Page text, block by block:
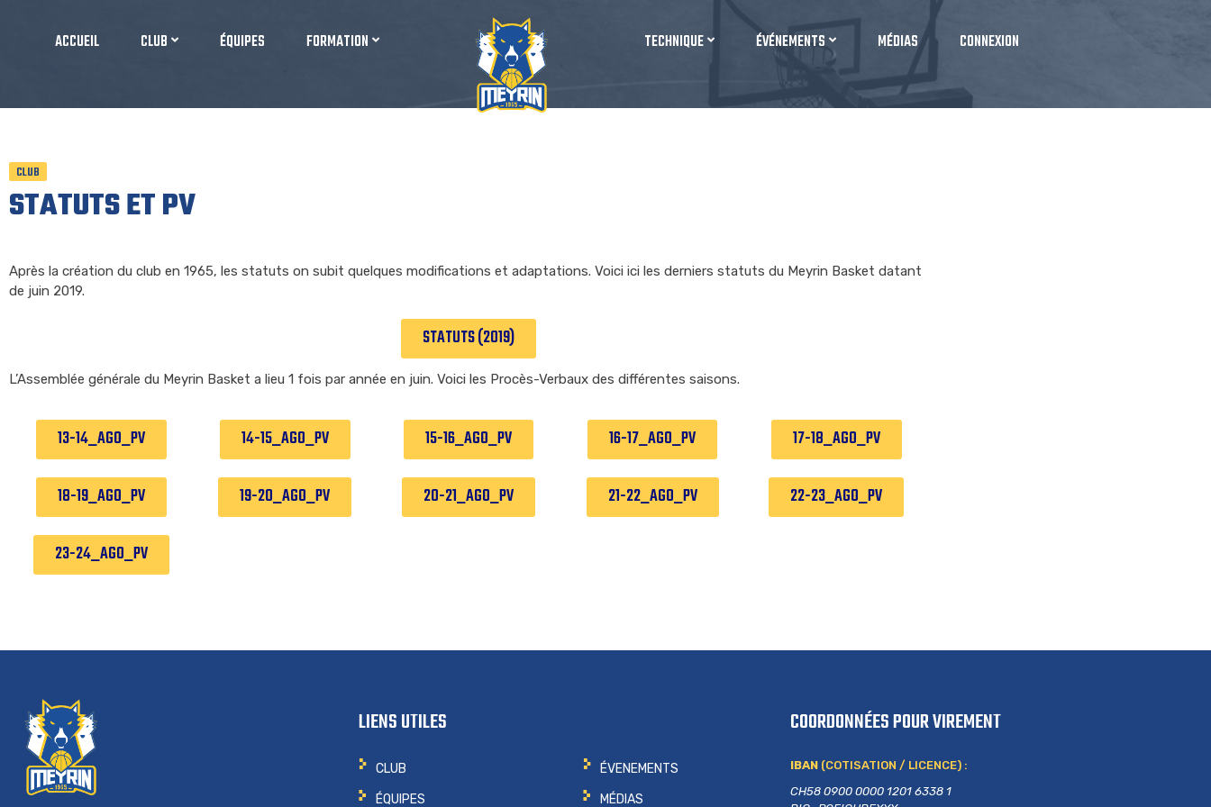
ACCUEIL CLUB ÉQUIPES FORMATION TECHNIQUE ÉVÉNEMENTS MÉDIAS CONNEXION
CLUB
STATUTS ET PV
Après la création du club en 1965, les statuts on subit quelques modifications et adaptations. Voici ici les derniers statuts du Meyrin Basket datant
de juin 2019.
STATUTS (2019)
L’Assemblée générale du Meyrin Basket a lieu 1 fois par année en juin. Voici les Procès-Verbaux des différentes saisons.
13-14_AGO_PV 14-15_AGO_PV 15-16_AGO_PV 16-17_AGO_PV 17-18_AGO_PV
18-19_AGO_PV 19-20_AGO_PV 20-21_AGO_PV 21-22_AGO_PV 22-23_AGO_PV
23-24_AGO_PV
LIENS UTILES
CLUB
ÉQUIPES
ÉVENEMENTS
MÉDIAS
COORDONNÉES POUR VIREMENT
IBAN (COTISATION / LICENCE) :
CH58 0900 0000 1201 6338 1